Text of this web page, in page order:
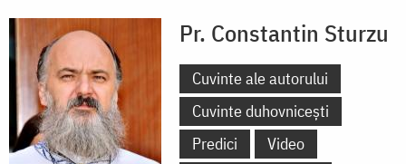
Pr. Constantin Sturzu
Cuvinte ale autorului
Cuvinte duhovnicești
Predici
Video